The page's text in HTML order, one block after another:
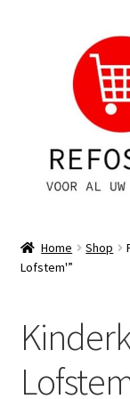
navigatie
OPRUIMING
Account
Home Shop
Lofstem'”